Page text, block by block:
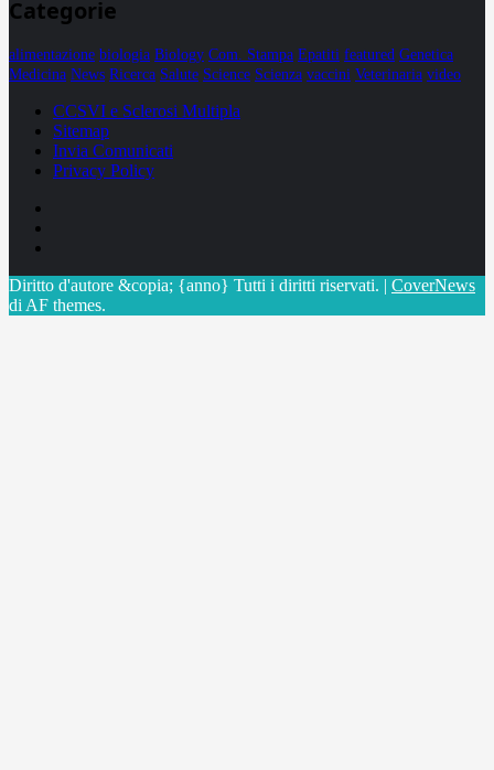
Categorie
alimentazione biologia Biology Com. Stampa Epatiti featured Genetica
Medicina News Ricerca Salute Science Scienza vaccini Veterinaria video
CCSVI e Sclerosi Multipla
Sitemap
Invia Comunicati
Privacy Policy
Diritto d'autore &copia; {anno} Tutti i diritti riservati. | CoverNews
di AF themes.